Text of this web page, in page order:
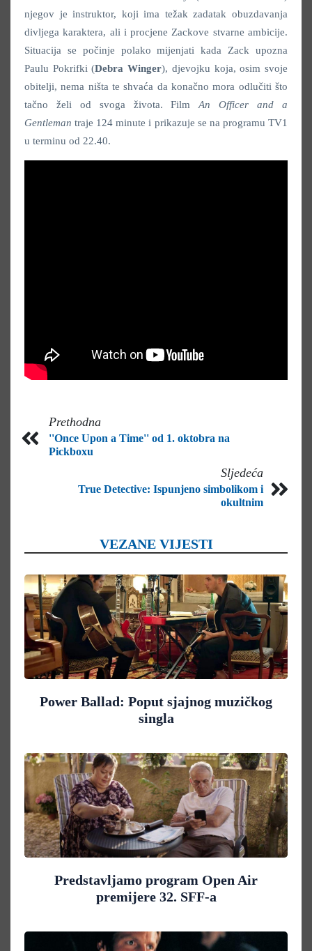
njegov je instruktor, koji ima težak zadatak obuzdavanja
divljega karaktera, ali i procjene Zackove stvarne ambicije.
Situacija se počinje polako mijenjati kada Zack upozna
Paulu Pokrifki (Debra Winger), djevojku koja, osim svoje
obitelji, nema ništa te shvaća da konačno mora odlučiti što
tačno želi od svoga života. FilmAn Officer and a
Gentleman traje 124 minute i prikazuje se na programu TV1
u terminu od 22.40.
Prethodna
''Once Upon a Time'' od 1. oktobra na
Pickboxu
Sljedeća
True Detective: Ispunjeno simbolikom i
okultnim
VEZANE VIJESTI
Power Ballad: Poput sjajnog muzičkog
singla
Predstavljamo program Open Air
premijere 32. SFF-a